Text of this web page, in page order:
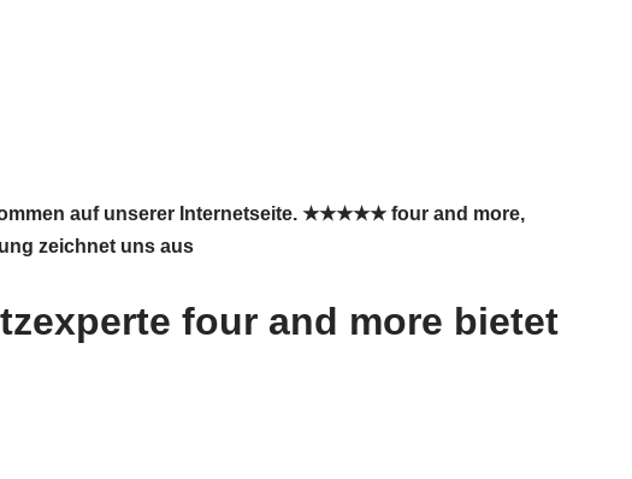
auf unserer Internetseite. ★★★★★ four and more,
zeichnet uns aus
four and more bietet